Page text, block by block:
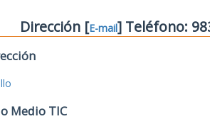
Dirección [E-mail] Teléfono:
Medio TIC